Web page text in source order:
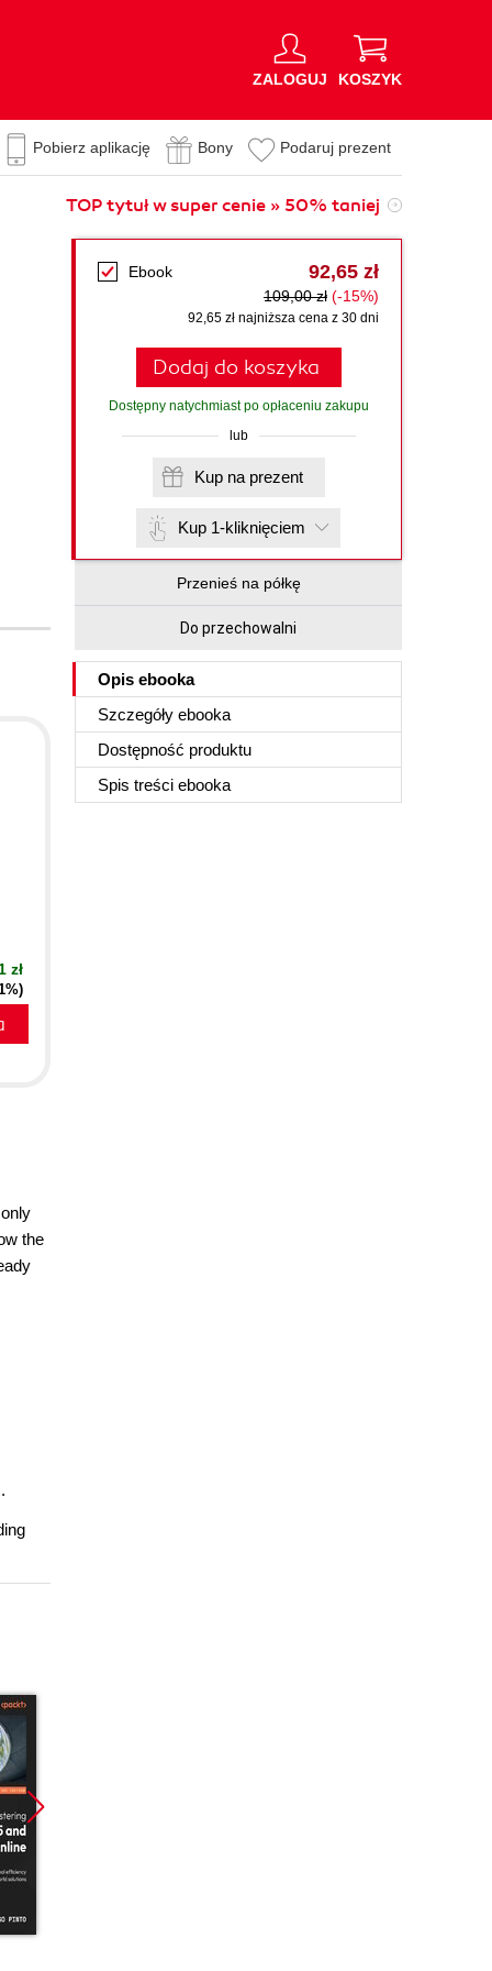
ZALOGUJ KOSZYK
Pobierz aplikację Bony Podaruj prezent
TOP tytuł w super cenie » 50% taniej
Ebook 92,65 zł
109,00 zł (-15%)
92,65 zł najniższa cena z 30 dni
Dodaj do koszyka
Dostępny natychmiast po opłaceniu zakupu
lub
Kup na prezent
Kup 1-kliknięciem
Przenieś na półkę
Do przechowalni
Opis ebooka
Szczegóły ebooka
Dostępność produktu
Spis treści ebooka
zł
the